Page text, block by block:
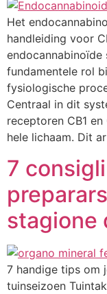
Het
handleiding voor
endocannabinoïde
fundamentele rol
fysiologische
Centraal in dit
receptoren CB1
hele lichaam. Dit
7
stagione
7 handige tips om
tuinseizoen